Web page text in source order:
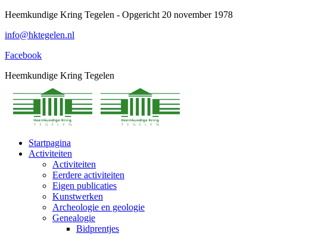
Spring
content
Heemkundige Kring Tegelen - Opgericht 20 november 1978
info@hktegelen.nl
Facebook
Heemkundige Kring Tegelen
Startpagina
Activiteiten
Activiteiten
Eerdere activiteiten
Eigen publicaties
Kunstwerken
Archeologie en geologie
Genealogie
Bidprentjes